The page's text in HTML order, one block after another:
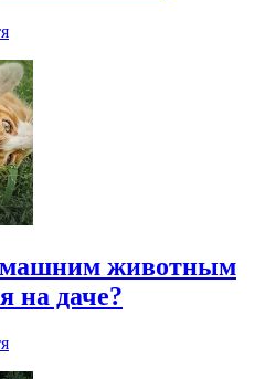
животным
на даче?